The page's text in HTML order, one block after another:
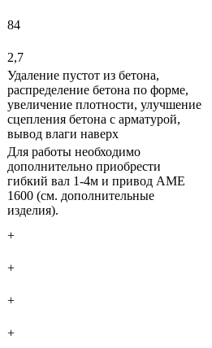
84
2,7
Удаление пустот из бетона,
распределение бетона по форме,
увеличение плотности, улучшение
сцепления бетона с арматурой,
вывод влаги наверх
Для работы необходимо
дополнительно приобрести
гибкий вал 1-4м и привод AME
1600 (см. дополнительные
изделия).
+
+
+
+